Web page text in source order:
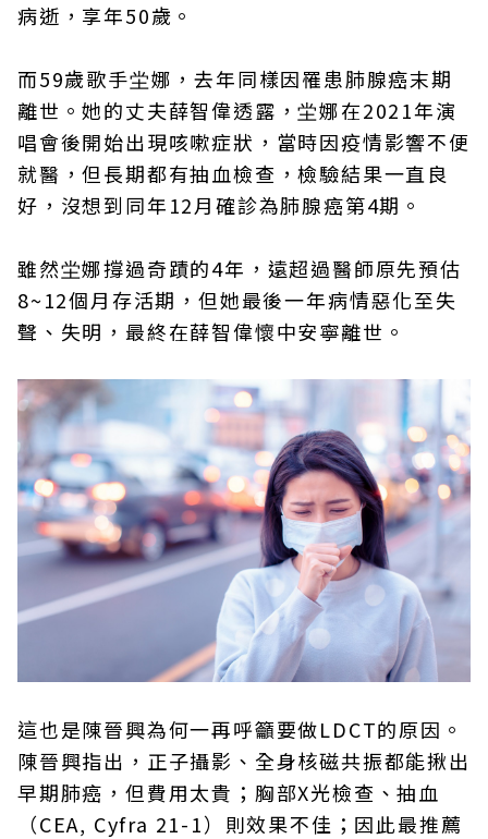
病逝，享年50歲。
而59歲歌手坣娜，去年同樣因罹患肺腺癌末期
離世。她的丈夫薛智偉透露，坣娜在2021年演
唱會後開始出現咳嗽症狀，當時因疫情影響不便
就醫，但長期都有抽血檢查，檢驗結果一直良
好，沒想到同年12月確診為肺腺癌第4期。
雖然坣娜撐過奇蹟的4年，遠超過醫師原先預估
8~12個月存活期，但她最後一年病情惡化至失
聲、失明，最終在薛智偉懷中安寧離世。
這也是陳晉興為何一再呼籲要做LDCT的原因。
陳晉興指出，正子攝影、全身核磁共振都能揪出
早期肺癌，但費用太貴；胸部X光檢查、抽血
（CEA, Cyfra 21-1）則效果不佳；因此最推薦